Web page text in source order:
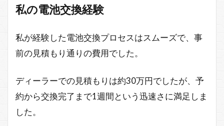
私の電池交換経験
私が経験した電池交換プロセスはスムーズで、事
前の見積もり通りの費用でした。
ディーラーでの見積もりは約30万円でしたが、予
約から交換完了まで1週間という迅速さに満足しま
した。